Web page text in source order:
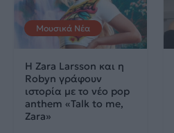
Μουσικά Νέα
Η Zara Larsson και η
Robyn γράφουν
ιστορία με το νέο pop
anthem «Talk to me,
Zara»